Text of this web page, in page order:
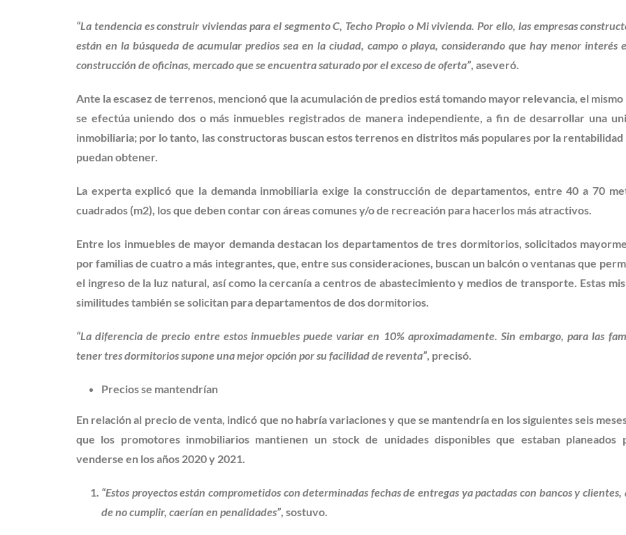
“La tendencia es construir viviendas para el segmento C, Techo Propio o Mi vivienda. Por ello, las empresas
están en la búsqueda de acumular predios sea en la ciudad, campo o playa, considerando que hay menor interés
construcción de oficinas, mercado que se encuentra saturado por el exceso de oferta”, aseveró.
Ante la escasez de terrenos, mencionó que la acumulación de predios está tomando mayor relevancia, el mismo
se efectúa uniendo dos o más inmuebles registrados de manera independiente, a fin de desarrollar una
inmobiliaria; por lo tanto, las constructoras buscan estos terrenos en distritos más populares por la rentabilidad
puedan obtener.
La experta explicó que la demanda inmobiliaria exige la construcción de departamentos, entre 40 a 70
cuadrados (m2), los que deben contar con áreas comunes y/o de recreación para hacerlos más atractivos.
Entre los inmuebles de mayor demanda destacan los departamentos de tres dormitorios, solicitados
por familias de cuatro a más integrantes, que, entre sus consideraciones, buscan un balcón o ventanas que
el ingreso de la luz natural, así como la cercanía a centros de abastecimiento y medios de transporte. Estas
similitudes también se solicitan para departamentos de dos dormitorios.
“La diferencia de precio entre estos inmuebles puede variar en 10% aproximadamente. Sin embargo, para las
tener tres dormitorios supone una mejor opción por su facilidad de reventa”, precisó.
Precios se mantendrían
En relación al precio de venta, indicó que no habría variaciones y que se mantendría en los siguientes seis
que los promotores inmobiliarios mantienen un stock de unidades disponibles que estaban planeados
venderse en los años 2020 y 2021.
“Estos proyectos están comprometidos con determinadas fechas de entregas ya pactadas con bancos y clientes,
de no cumplir, caerían en penalidades”, sostuvo.